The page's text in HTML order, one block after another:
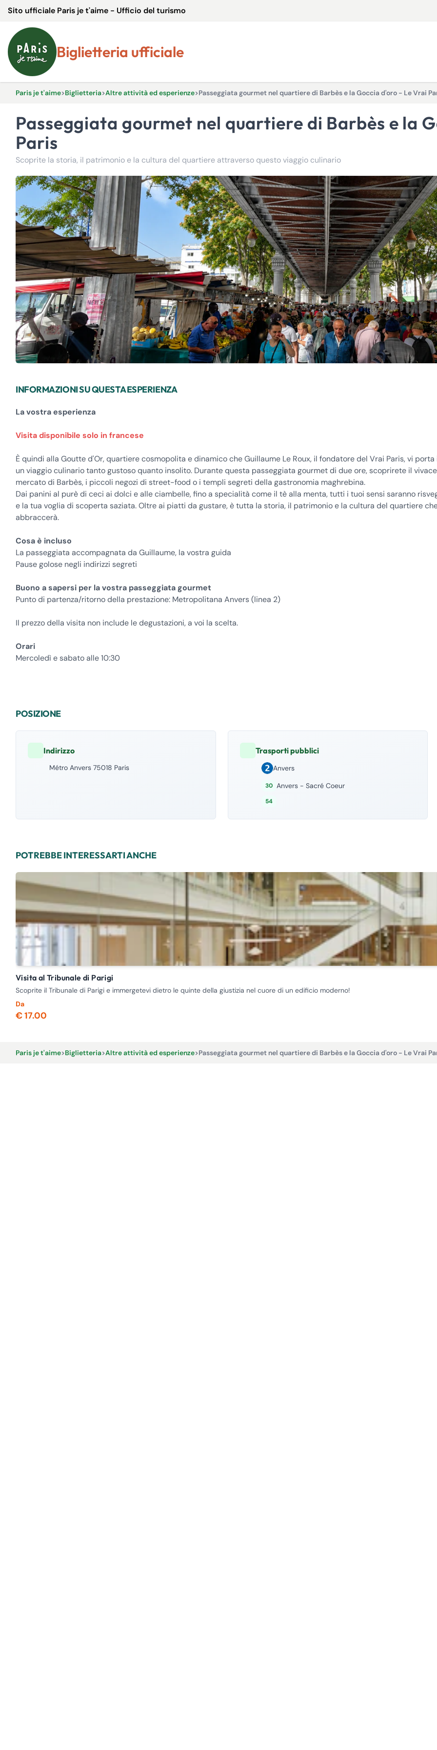
Sito ufficiale Paris je t'aime - Ufficio del turismo
Biglietteria ufficiale
Paris je t'aime>Biglietteria>Altre attività ed esperienze>Passeggiata gourmet nel quartiere di Barbès e la Goccia d'oro - Le Vrai
Passeggiata gourmet nel quartiere di Barbès e la Goccia d'oro - Le Vrai
Paris
Scoprite la storia, il patrimonio e la cultura del quartiere attraverso questo viaggio culinario
INFORMAZIONI SU QUESTA ESPERIENZA
La vostra esperienza
Visita disponibile solo in francese
È quindi alla Goutte d'Or, quartiere cosmopolita e dinamico che Guillaume Le Roux, il fondatore del Vrai Paris, vi porta
un viaggio culinario tanto gustoso quanto insolito. Durante questa passeggiata gourmet di due ore, scoprirete il vivace
mercato di Barbès, i piccoli negozi di street-food o i templi segreti della gastronomia maghrebina.
Dai panini al purè di ceci ai dolci e alle ciambelle, fino a specialità come il tè alla menta, tutti i tuoi sensi saranno
e la tua voglia di scoperta saziata. Oltre ai piatti da gustare, è tutta la storia, il patrimonio e la cultura del quartiere
abbraccerà.
Cosa è incluso
La passeggiata accompagnata da Guillaume, la vostra guida
Pause golose negli indirizzi segreti
Buono a sapersi per la vostra passeggiata gourmet
Punto di partenza/ritorno della prestazione: Metropolitana Anvers (linea 2)
Il prezzo della visita non include le degustazioni, a voi la scelta.
Orari
Mercoledì e sabato alle 10:30
POSIZIONE
Indirizzo
Métro Anvers 75018 Paris
Trasporti pubblici
Anvers
30 Anvers - Sacré Coeur
54
POTREBBE INTERESSARTI ANCHE
Visita al Tribunale di Parigi
Scoprite il Tribunale di Parigi e immergetevi dietro le quinte della giustizia nel cuore di un edificio moderno!
Da
€ 17.00
Paris je t'aime>Biglietteria>Altre attività ed esperienze>Passeggiata gourmet nel quartiere di Barbès e la Goccia d'oro - Le Vrai